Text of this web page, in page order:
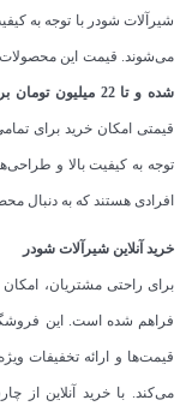
شیرآلات شودر با توجه به
می‌شوند. قیمت این
شده و تا 22 میلیون تومان برای ست‌های کامل
قیمتی امکان خرید برای
توجه به کیفیت بالا و
افرادی هستند که به دنبال
خرید آنلاین شیرآلات شودر
برای راحتی مشتریان، امکان
فراهم شده است. این
قیمت‌ها و ارائه تخفیفات
می‌کند. با خرید آنلاین از